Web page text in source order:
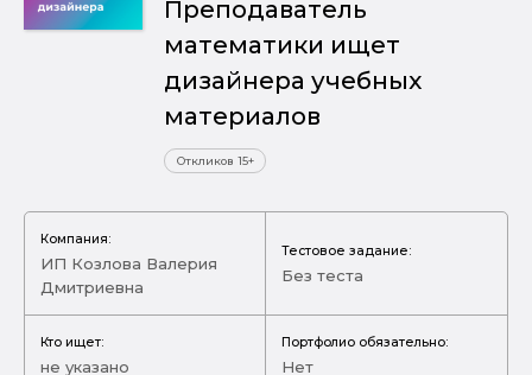
Преподаватель
математики ищет
дизайнера учебных
материалов
Откликов 15+
Компания:
ИП Козлова Валерия
Дмитриевна
Тестовое задание:
Без теста
Кто ищет:
не указано
Портфолио обязательно:
Нет